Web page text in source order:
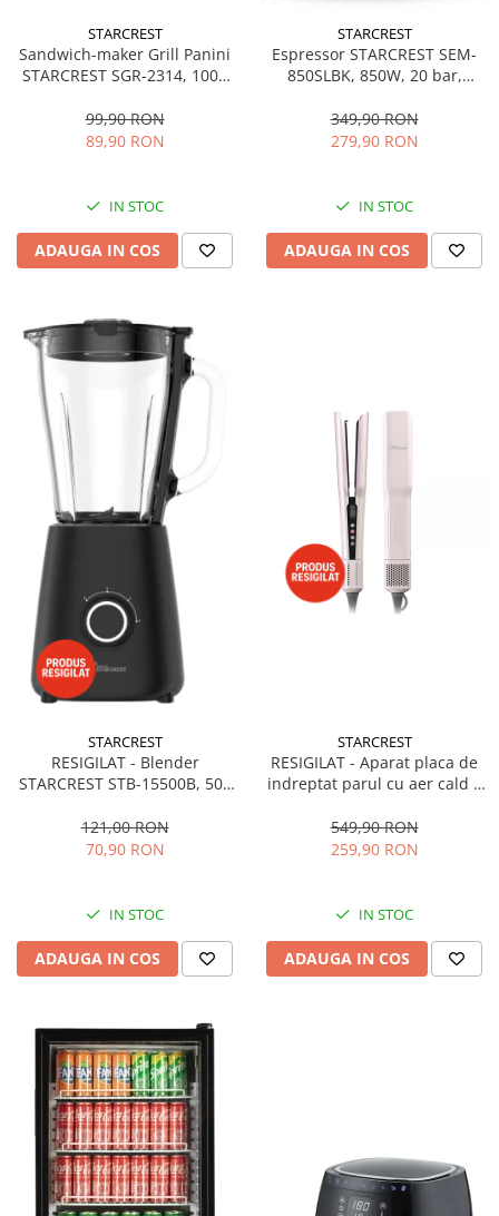
STARCREST
Sandwich-maker Grill Panini
STARCREST SGR-2314, 1000
Deschidere 180°, Suprafata
de gatire 23 x 14 cm, Negru
99,90 RON
89,90 RON
IN STOC
ADAUGA IN COS
STARCREST
Espressor STARCREST SEM-
850SLBK, 850W, 20 bar,
dispozitiv spumare, filtru
dublu din inox, Negru/Inox
349,90 RON
279,90 RON
IN STOC
ADAUGA IN COS
STARCREST
RESIGILAT - Blender
STARCREST STB-15500B, 500
Pulse, Negru
121,00 RON
70,90 RON
IN STOC
ADAUGA IN COS
STARCREST
RESIGILAT - Aparat placa de
indreptat parul cu aer cald 2
1300 W, Uscare si indreptare,
Afisaj LCD, Tehnologie cu ioni
549,90 RON
259,90 RON
IN STOC
ADAUGA IN COS